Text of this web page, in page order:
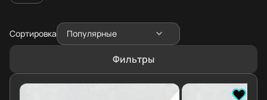
Сортировка Популярные
Фильтры